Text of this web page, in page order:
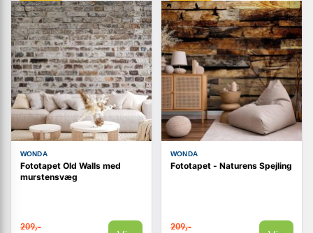
WONDA
Fototapet Old Walls med
murstensvæg
209,-
WONDA
Fototapet - Naturens Spejling
209,-